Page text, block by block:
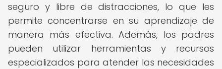
seguro y libre de distracciones, lo que les
permite concentrarse en su aprendizaje de
manera más efectiva. Además, los padres
pueden utilizar herramientas y recursos
especializados para atender las necesidades